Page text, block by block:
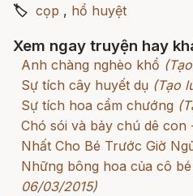
🏷 cọp , hổ huyệt
Xem ngay truyện hay
Anh chàng nghèo khổ
Sự tích cây huyết dụ (Tạo
Sự tích hoa cẩm chướng
Chó sói và bảy chú dê con
Nhất Cho Bé Trước Giờ
Những bông hoa của cô bé
06/03/2015)